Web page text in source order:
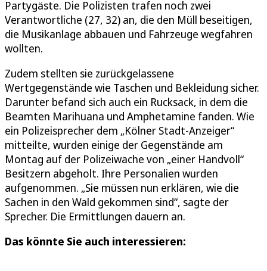
Partygäste. Die Polizisten trafen noch zwei
Verantwortliche (27, 32) an, die den Müll beseitigen,
die Musikanlage abbauen und Fahrzeuge wegfahren
wollten.
Zudem stellten sie zurückgelassene
Wertgegenstände wie Taschen und Bekleidung sicher.
Darunter befand sich auch ein Rucksack, in dem die
Beamten Marihuana und Amphetamine fanden. Wie
ein Polizeisprecher dem „Kölner Stadt-Anzeiger“
mitteilte, wurden einige der Gegenstände am
Montag auf der Polizeiwache von „einer Handvoll“
Besitzern abgeholt. Ihre Personalien wurden
aufgenommen. „Sie müssen nun erklären, wie die
Sachen in den Wald gekommen sind“, sagte der
Sprecher. Die Ermittlungen dauern an.
Das könnte Sie auch interessieren: